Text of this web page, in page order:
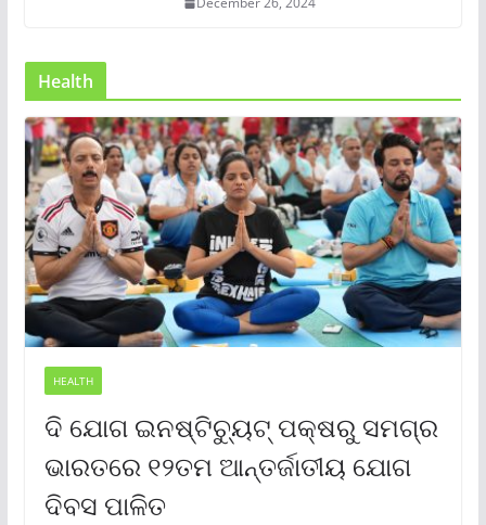
Health
HEALTH
ଦି ଯୋଗ ଇନଷ୍ଟିଚ୍ୟୁଟ୍ ପକ୍ଷରୁ ସମଗ୍ର
ଭାରତରେ ୧୨ତମ ଆନ୍ତର୍ଜାତୀୟ ଯୋଗ
ଦିବସ ପାଳିତ